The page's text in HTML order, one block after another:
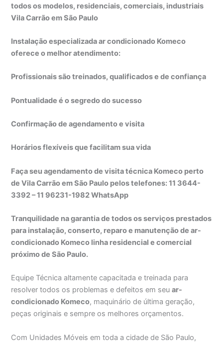
todos os modelos, residenciais, comerciais, industriais
Vila Carrão em São Paulo
Instalação especializada ar condicionado Komeco
oferece o melhor atendimento:
Profissionais são treinados, qualificados e de confiança
Pontualidade é o segredo do sucesso
Confirmação de agendamento e visita
Horários flexíveis que facilitam sua vida
Faça seu agendamento de visita técnica Komeco perto
de Vila Carrão em São Paulo pelos telefones: 11 3644-
3392 – 11 96231-1982 WhatsApp
Tranquilidade na garantia de todos os serviços prestados
para instalação, conserto, reparo e manutenção de ar-
condicionado Komeco linha residencial e comercial
próximo de São Paulo.
Equipe Técnica altamente capacitada e treinada para
resolver todos os problemas e defeitos em seuar-
condicionado Komeco, maquinário de última geração,
peças originais e sempre os melhores orçamentos.
Com Unidades Móveis em toda a cidade de São Paulo,